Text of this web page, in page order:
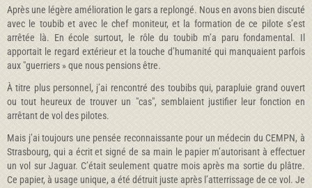
Après une légère amélioration le gars a replongé. Nous en avons bien discuté
avec le toubib et avec le chef moniteur, et la formation de ce pilote s’est
arrêtée là. En école surtout, le rôle du toubib m’a paru fondamental. Il
apportait le regard extérieur et la touche d’humanité qui manquaient parfois
aux "guerriers » que nous pensions être.
À titre plus personnel, j’ai rencontré des toubibs qui, parapluie grand ouvert
ou tout heureux de trouver un "cas", semblaient justifier leur fonction en
arrêtant de vol des pilotes.
Mais j’ai toujours une pensée reconnaissante pour un médecin du CEMPN, à
Strasbourg, qui a écrit et signé de sa main le papier m’autorisant à effectuer
un vol sur Jaguar. C’était seulement quatre mois après ma sortie du plâtre.
Ce papier, à usage unique, a été détruit juste après l’atterrissage de ce vol. Je